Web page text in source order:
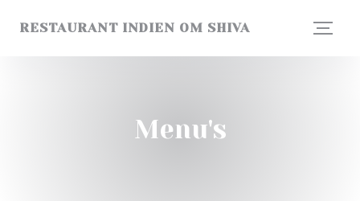
RESTAURANT INDIEN OM SHIVA
Menu's